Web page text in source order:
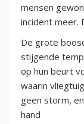
mensen
incident meer.
De grote
stijgende
op hun beurt
waarin
geen storm,
hand